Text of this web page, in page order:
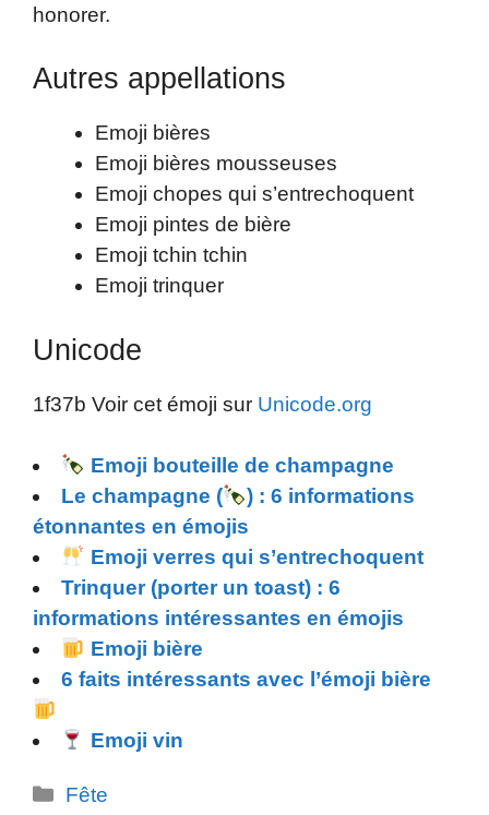
honorer.
Autres appellations
Emoji bières
Emoji bières mousseuses
Emoji chopes qui s’entrechoquent
Emoji pintes de bière
Emoji tchin tchin
Emoji trinquer
Unicode
1f37b Voir cet émoji sur Unicode.org
Emoji bouteille de champagne
Le champagne (
) : 6 informations
étonnantes en émojis
Emoji verres qui s’entrechoquent
Trinquer (porter un toast) : 6
informations intéressantes en émojis
Emoji bière
6 faits intéressants avec l’émoji bière
Emoji vin
Catégories
Fête